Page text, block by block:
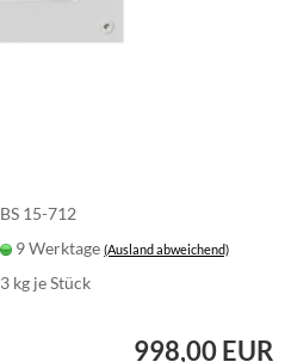
BS 15-712
9 Werktage(Ausland abweichend)
3 kg je Stück
998,00 EUR